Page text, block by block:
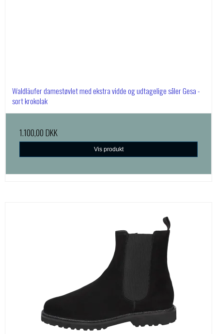
Waldläufer damestøvlet med ekstra vidde og udtagelige såler Gesa -
sort krokolak
1.100,00 DKK
Vis produkt